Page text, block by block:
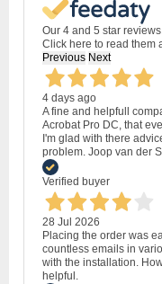
Our 4 and 5 star
Click here to read them
Previous Next
4 days ago
A fine and helpfull
Acrobat Pro DC, that
I'm glad with there
problem. Joop van der
Verified buyer
28 Jul 2026
Placing the order was
countless emails in
with the installation.
helpful.